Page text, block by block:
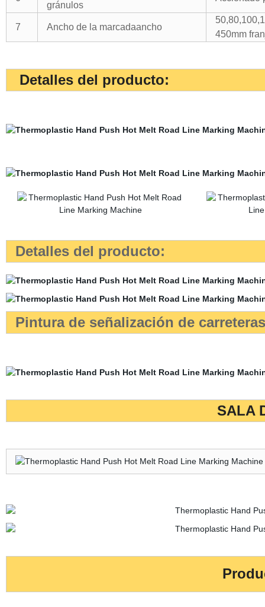
gránulos
7 Ancho de la marcadaancho
450mm
Detalles del producto:
Detalles del producto:
Pintura de señalización de
SALA